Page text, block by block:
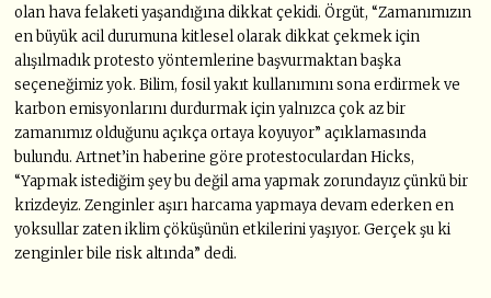
olan hava felaketi yaşandığına dikkat çekidi. Örgüt, “Zamanımızın
en büyük acil durumuna kitlesel olarak dikkat çekmek için
alışılmadık protesto yöntemlerine başvurmaktan başka
seçeneğimiz yok. Bilim, fosil yakıt kullanımını sona erdirmek ve
karbon emisyonlarını durdurmak için yalnızca çok az bir
zamanımız olduğunu açıkça ortaya koyuyor” açıklamasında
bulundu. Artnet’in haberine göre protestoculardan Hicks,
“Yapmak istediğim şey bu değil ama yapmak zorundayız çünkü bir
krizdeyiz. Zenginler aşırı harcama yapmaya devam ederken en
yoksullar zaten iklim çöküşünün etkilerini yaşıyor. Gerçek şu ki
zenginler bile risk altında” dedi.